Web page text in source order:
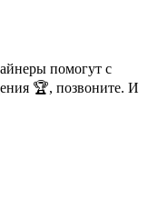
помогут с
🏆, позвоните. И